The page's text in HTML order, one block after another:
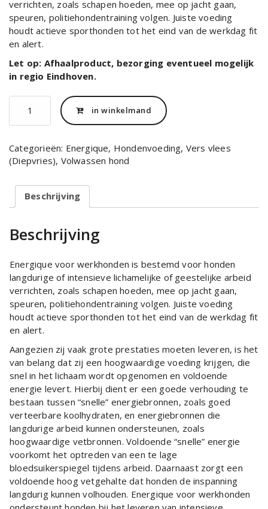
verrichten, zoals schapen hoeden, mee op jacht gaan,
speuren, politiehondentraining volgen. Juiste voeding
houdt actieve sporthonden tot het eind van de werkdag fit
en alert.
Let op: Afhaalproduct, bezorging eventueel mogelijk
in regio Eindhoven.
Energique
werkhond
12
aantal
in winkelmand
Categorieën: Energique, Hondenvoeding, Vers vlees
(Diepvries), Volwassen hond
Beschrijving
Beschrijving
Energique voor werkhonden is bestemd voor honden
langdurige of intensieve lichamelijke of geestelijke arbeid
verrichten, zoals schapen hoeden, mee op jacht gaan,
speuren, politiehondentraining volgen. Juiste voeding
houdt actieve sporthonden tot het eind van de werkdag fit
en alert.
Aangezien zij vaak grote prestaties moeten leveren, is het
van belang dat zij een hoogwaardige voeding krijgen, die
snel in het lichaam wordt opgenomen en voldoende
energie levert. Hierbij dient er een goede verhouding te
bestaan tussen “snelle” energiebronnen, zoals goed
verteerbare koolhydraten, en energiebronnen die
langdurige arbeid kunnen ondersteunen, zoals
hoogwaardige vetbronnen. Voldoende “snelle” energie
voorkomt het optreden van een te lage
bloedsuikerspiegel tijdens arbeid. Daarnaast zorgt een
voldoende hoog vetgehalte dat honden de inspanning
langdurig kunnen volhouden. Energique voor werkhonden